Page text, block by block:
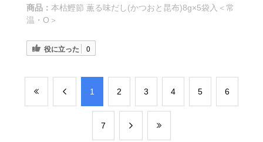
商品： 本枯鰹節 薫る味だし(かつおと昆布)8g×5袋入＜常
温・O＞
役に立った 0
​1 ​2 ​3 ​4 ​5 ​6
​7